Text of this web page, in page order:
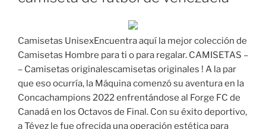
Camisetas UnisexEncuentra aquí la mejor colección de
Camisetas Hombre para ti o para regalar. CAMISETAS –
– Camisetas originalescamisetas originales ! A la par
que eso ocurría, la Máquina comenzó su aventura en la
Concachampions 2022 enfrentándose al Forge FC de
Canadá en los Octavos de Final. Con su éxito deportivo,
a Tévez le fue ofrecida una operación estética para